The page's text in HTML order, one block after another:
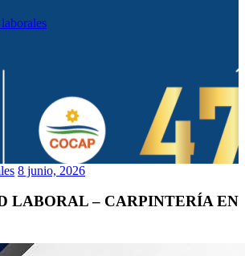
8 junio, 2026
LABORAL – CARPINTERÍA EN